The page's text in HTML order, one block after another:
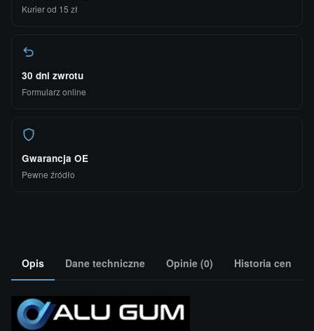
Kurier od 15 zł
30 dni zwrotu
Formularz online
Gwarancja OE
Pewne źródło
Opis Dane techniczne Opinie (0) Historia cen